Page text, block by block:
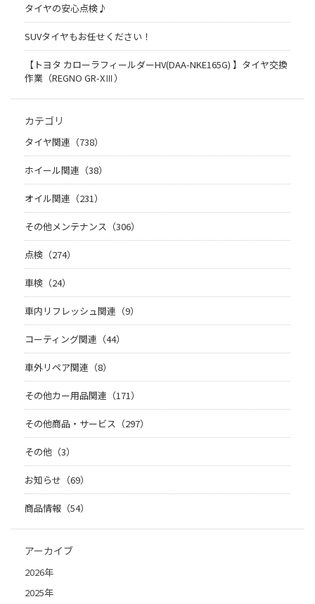
タイヤの安心点検♪
SUVタイヤもお任せください！
【トヨタ カローラフィールダーHV(DAA-NKE165G) 】タイヤ交換
作業（REGNO GR-XⅢ）
カテゴリ
タイヤ関連（738）
ホイール関連（38）
オイル関連（231）
その他メンテナンス（306）
点検（274）
車検（24）
車内リフレッシュ関連（9）
コーティング関連（44）
車外リペア関連（8）
その他カー用品関連（171）
その他商品・サービス（297）
その他（3）
お知らせ（69）
商品情報（54）
アーカイブ
2026年
2025年